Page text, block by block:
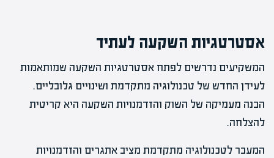
אסטרטגיות השקעה לעתיד
המשקיעים נדרשים לפתח אסטרטגיות השקעה שמותאמות
לעידן החדש של טכנולוגיה מתקדמת ושינויים גלובליים.
הבנה מעמיקה של השוק והזדמנויות השקעה היא קריטית
להצלחה.
המעבר לטכנולוגיה מתקדמת מציב אתגרים והזדמנויות